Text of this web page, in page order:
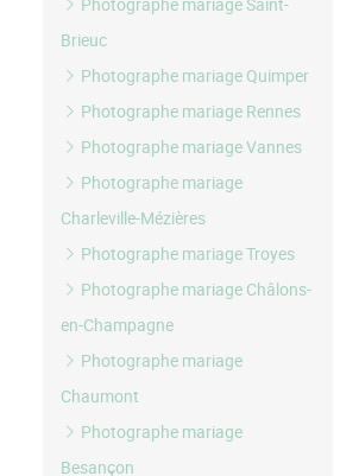
Brieuc
Photographe mariage Quimper
Photographe mariage Rennes
Photographe mariage Vannes
Photographe mariage
Charleville-Mézières
Photographe mariage Troyes
Photographe mariage Châlons-
en-Champagne
Photographe mariage
Chaumont
Photographe mariage
Besançon